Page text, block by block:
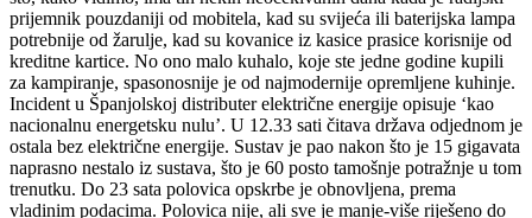
prijemnik pouzdaniji od mobitela, kad su svijeća ili baterijska lampa
potrebnije od žarulje, kad su kovanice iz kasice prasice korisnije od
kreditne kartice. No ono malo kuhalo, koje ste jedne godine kupili
za kampiranje, spasonosnije je od najmodernije opremljene kuhinje.
Incident u Španjolskoj distributer električne energije opisuje ‘kao
nacionalnu energetsku nulu’. U 12.33 sati čitava država odjednom je
ostala bez električne energije. Sustav je pao nakon što je 15 gigavata
naprasno nestalo iz sustava, što je 60 posto tamošnje potražnje u tom
trenutku. Do 23 sata polovica opskrbe je obnovljena, prema
vladinim podacima. Polovica nije, ali sve je manje-više riješeno do